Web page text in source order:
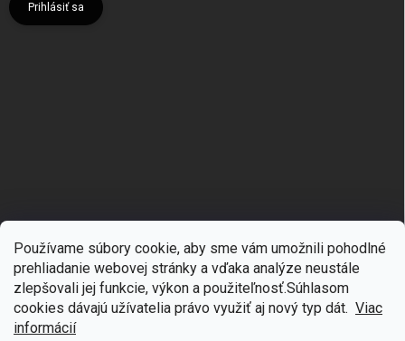
Používame súbory cookie, aby sme vám umožnili pohodlné
prehliadanie webovej stránky a vďaka analýze neustále
zlepšovali jej funkcie, výkon a použiteľnosť.Súhlasom
cookies dávajú užívatelia právo využiť aj nový typ dát. Viac
informácií
Prihlásiť sa
Copyright 2026 mgmoda.sk . Všetky práva vyhradené.Upraviť nastavenie
🎁Získajte 7 % zľavu na prvý nákup
Prihláste sa k odberu noviniek